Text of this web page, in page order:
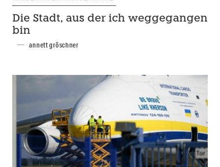
Die Stadt, aus der ich weggegangen
bin
annett gröschner